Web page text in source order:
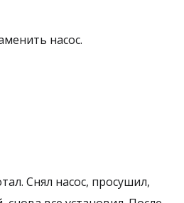
насос.
Снял насос, просушил,